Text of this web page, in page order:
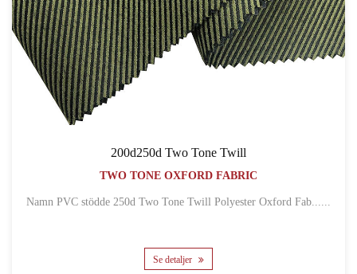
200d250d Two Tone Twill
TWO TONE OXFORD FABRIC
Namn PVC stödde 250d Two Tone Twill Polyester Oxford Fab......
Se detaljer